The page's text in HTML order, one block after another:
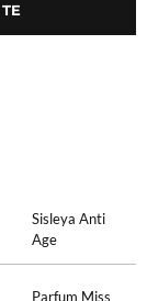
Sisleya Anti
Age
Parfum Miss